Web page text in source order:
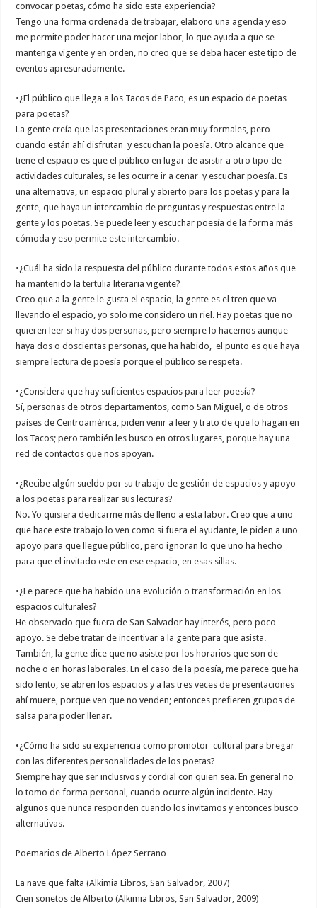
convocar poetas, cómo ha sido esta experiencia?
Tengo una forma ordenada de trabajar, elaboro una agenda y eso
me permite poder hacer una mejor labor, lo que ayuda a que se
mantenga vigente y en orden, no creo que se deba hacer este tipo de
eventos apresuradamente.
•¿El público que llega a los Tacos de Paco, es un espacio de poetas
para poetas?
La gente creía que las presentaciones eran muy formales, pero
cuando están ahí disfrutan y escuchan la poesía. Otro alcance que
tiene el espacio es que el público en lugar de asistir a otro tipo de
actividades culturales, se les ocurre ir a cenar y escuchar poesía. Es
una alternativa, un espacio plural y abierto para los poetas y para la
gente, que haya un intercambio de preguntas y respuestas entre la
gente y los poetas. Se puede leer y escuchar poesía de la forma más
cómoda y eso permite este intercambio.
•¿Cuál ha sido la respuesta del público durante todos estos años que
ha mantenido la tertulia literaria vigente?
Creo que a la gente le gusta el espacio, la gente es el tren que va
llevando el espacio, yo solo me considero un riel. Hay poetas que no
quieren leer si hay dos personas, pero siempre lo hacemos aunque
haya dos o doscientas personas, que ha habido, el punto es que haya
siempre lectura de poesía porque el público se respeta.
•¿Considera que hay suficientes espacios para leer poesía?
Sí, personas de otros departamentos, como San Miguel, o de otros
países de Centroamérica, piden venir a leer y trato de que lo hagan en
los Tacos; pero también les busco en otros lugares, porque hay una
red de contactos que nos apoyan.
•¿Recibe algún sueldo por su trabajo de gestión de espacios y apoyo
a los poetas para realizar sus lecturas?
No. Yo quisiera dedicarme más de lleno a esta labor. Creo que a uno
que hace este trabajo lo ven como si fuera el ayudante, le piden a uno
apoyo para que llegue público, pero ignoran lo que uno ha hecho
para que el invitado este en ese espacio, en esas sillas.
•¿Le parece que ha habido una evolución o transformación en los
espacios culturales?
He observado que fuera de San Salvador hay interés, pero poco
apoyo. Se debe tratar de incentivar a la gente para que asista.
También, la gente dice que no asiste por los horarios que son de
noche o en horas laborales. En el caso de la poesía, me parece que ha
sido lento, se abren los espacios y a las tres veces de presentaciones
ahí muere, porque ven que no venden; entonces prefieren grupos de
salsa para poder llenar.
•¿Cómo ha sido su experiencia como promotor cultural para bregar
con las diferentes personalidades de los poetas?
Siempre hay que ser inclusivos y cordial con quien sea. En general no
lo tomo de forma personal, cuando ocurre algún incidente. Hay
algunos que nunca responden cuando los invitamos y entonces busco
alternativas.
Poemarios de Alberto López Serrano
La nave que falta (Alkimia Libros, San Salvador, 2007)
Cien sonetos de Alberto (Alkimia Libros, San Salvador, 2009)